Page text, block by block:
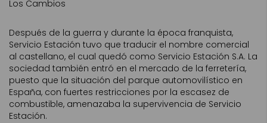
Los Cambios
Después de la guerra y durante la época franquista,
Servicio Estación tuvo que traducir el nombre comercial
al castellano, el cual quedó como Servicio Estación S.A. La
sociedad también entró en el mercado de la ferretería,
puesto que la situación del parque automovilístico en
España, con fuertes restricciones por la escasez de
combustible, amenazaba la supervivencia de Servicio
Estación.